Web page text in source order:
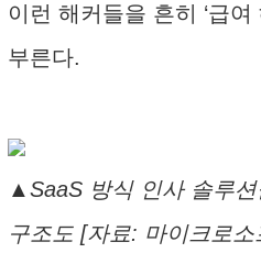
이런 해커들을 흔히 ‘급
부른다.
▲SaaS 방식 인사 솔루
구조도 [자료: 마이크로